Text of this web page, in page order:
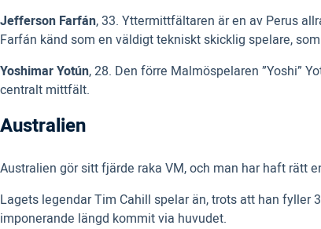
Jefferson Farfán, 33. Yttermittfältaren är en av Perus
Farfán känd som en väldigt tekniskt skicklig spelare,
Yoshimar Yotún, 28. Den förre Malmöspelaren ”Yoshi”
centralt mittfält.
Australien
Australien gör sitt fjärde raka VM, och man har haft rätt
Lagets legendar Tim Cahill spelar än, trots att han fyller
imponerande längd kommit via huvudet.